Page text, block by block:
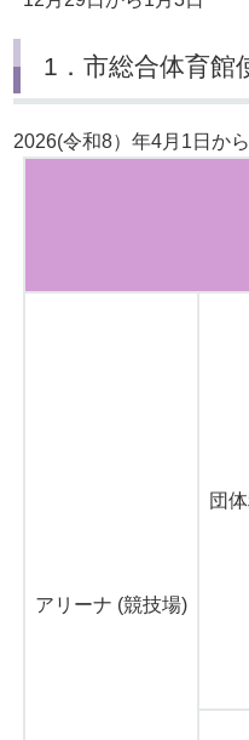
1．市総合体育館
2026(令和8）年4月1日か
アリーナ (競技場)
団